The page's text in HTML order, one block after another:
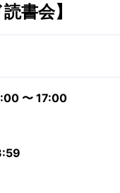
書会】
〜 17:00